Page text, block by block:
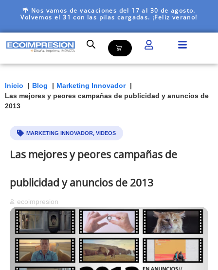
🌴 Nos vamos de vacaciones del 17 al 30 de agosto.
Volvemos el 31 con las pilas cargadas. ¡Feliz verano!
Inicio Blog
Marketing Innovador
Las mejores y peores campañas de publicidad y anuncios de
2013
MARKETING INNOVADOR, VIDEOS
Las mejores y peores campañas de
publicidad y anuncios de 2013
ecoimpresion